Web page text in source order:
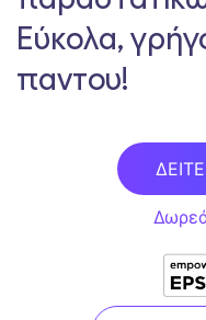
Εύκολα,
παντου!